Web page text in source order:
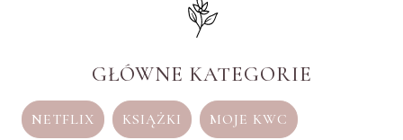
GŁÓWNE KATEGORIE
NETFLIX KSIĄŻKI MOJE KWC